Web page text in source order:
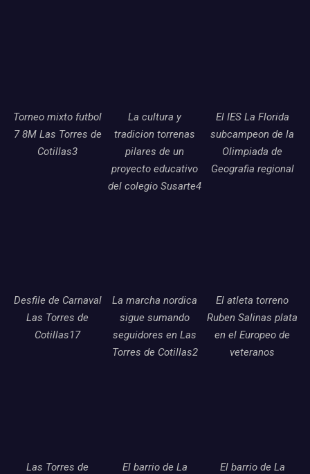
Torneo mixto futbol
7 8M Las Torres de
Cotillas3
La cultura y
tradicion torrenas
pilares de un
proyecto educativo
del colegio Susarte4
El IES La Florida
subcampeon de la
Olimpiada de
Geografia regional
Desfile de Carnaval
Las Torres de
Cotillas17
La marcha nordica
sigue sumando
seguidores en Las
Torres de Cotillas2
El atleta torreno
Ruben Salinas plata
en el Europeo de
veteranos
Las Torres de
El barrio de La
El barrio de La